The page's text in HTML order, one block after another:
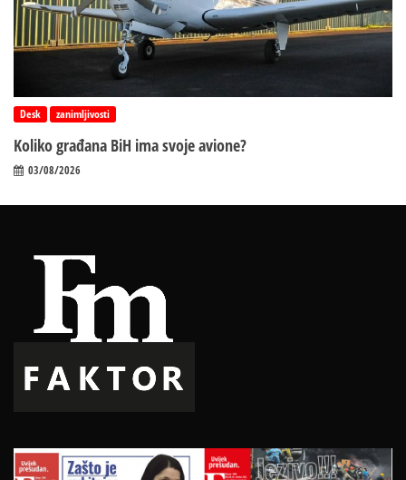
Desk zanimljivosti
Koliko građana BiH ima svoje avione?
03/08/2026